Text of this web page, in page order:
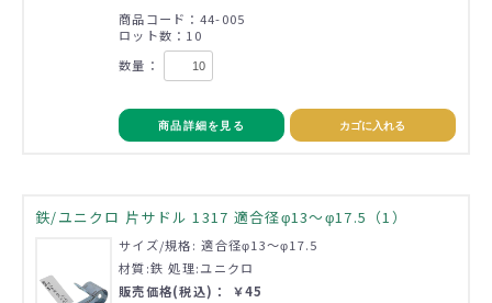
商品コード：44-005
ロット数：10
数量：
商品詳細を見る カゴに入れる
鉄/ユニクロ 片サドル 1317 適合径φ13～φ17.5（1）
サイズ/規格: 適合径φ13～φ17.5
材質:鉄 処理:ユニクロ
販売価格(税込)： ￥45